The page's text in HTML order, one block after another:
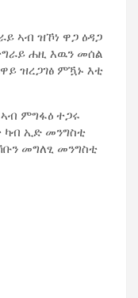
ኣብ ዝኾነ ዋጋ ዕዳጋ
ሐዚ እዉን መሰል
ዝረጋገፅ ምዃኑ እቲ
ምግፋዕ ተጋሩ
ካብ ኢድ መንግስቲ
መግለፂ መንግስቲ